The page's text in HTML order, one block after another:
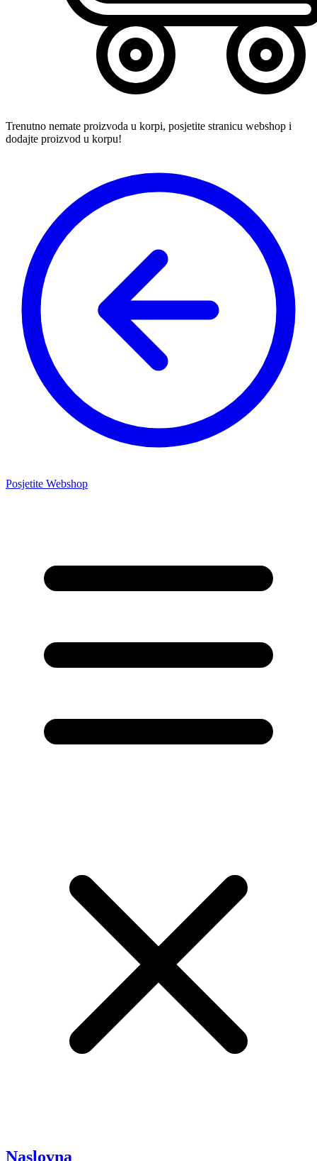
Trenutno nemate proizvoda u korpi, posjetite stranicu webshop i
dodajte proizvod u korpu!
Posjetite Webshop
Naslovna